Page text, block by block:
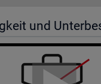
und